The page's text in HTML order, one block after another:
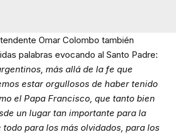
Omar Colombo también
palabras evocando al Santo Padre:
más allá de la fe que
estar orgullosos de haber tenido
el Papa Francisco, que tanto bien
un lugar tan importante para la
todo para los más olvidados, para los